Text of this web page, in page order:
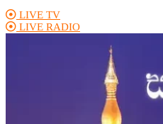
LIVE TV
LIVE RADIO